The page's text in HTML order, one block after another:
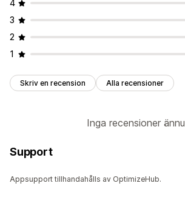
4
3
2
1
Skriv en recension Alla recensioner
Inga recensioner ännu
Support
Appsupport tillhandahålls av OptimizeHub.